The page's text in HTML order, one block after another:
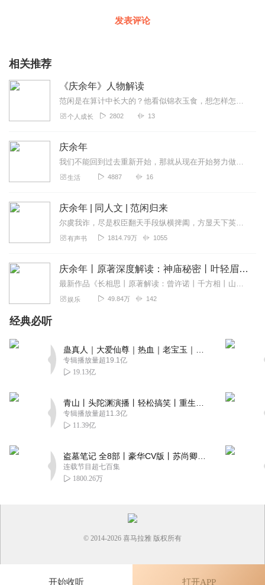
发表评论
相关推荐
《庆余年》人物解读
范闲是在算计中长大的？他看似锦衣玉食，想怎样怎样？实际身在险地？
个人成长 2802 13
庆余年
我们不能回到过去重新开始，那就从现在开始努力做起，珍惜余下的美好时光。
生活 4887 16
庆余年 | 同人文 | 范闲归来
尔虞我诈，尽是权臣翻天手段纵横捭阖，方显天下英雄本色言冰云的那一剑刺出了京都更加繁华的开端。新篇章的开始，伴随着阴暗之中的血雨腥风，夹杂着庆国之中，最危险的一切...
有声书 1814.79万 1055
庆余年丨原著深度解读：神庙秘密丨叶轻眉庆帝 原创
最新作品《长相思丨原著解读：曾许诺丨千方相丨山海经原创》《庆余年》这部小说，开始不太火爆，后来改编成电视剧可谓是火遍了大江南北。很多人看了《庆余年》都觉得有穿...
娱乐 49.84万 142
经典必听
专辑播放量超19.1亿
19.13亿
专辑播放量超11.3亿
11.39亿
连载节目超七百集
1800.26万
开始收听 打开APP
© 2014-2026 喜马拉雅 版权所有